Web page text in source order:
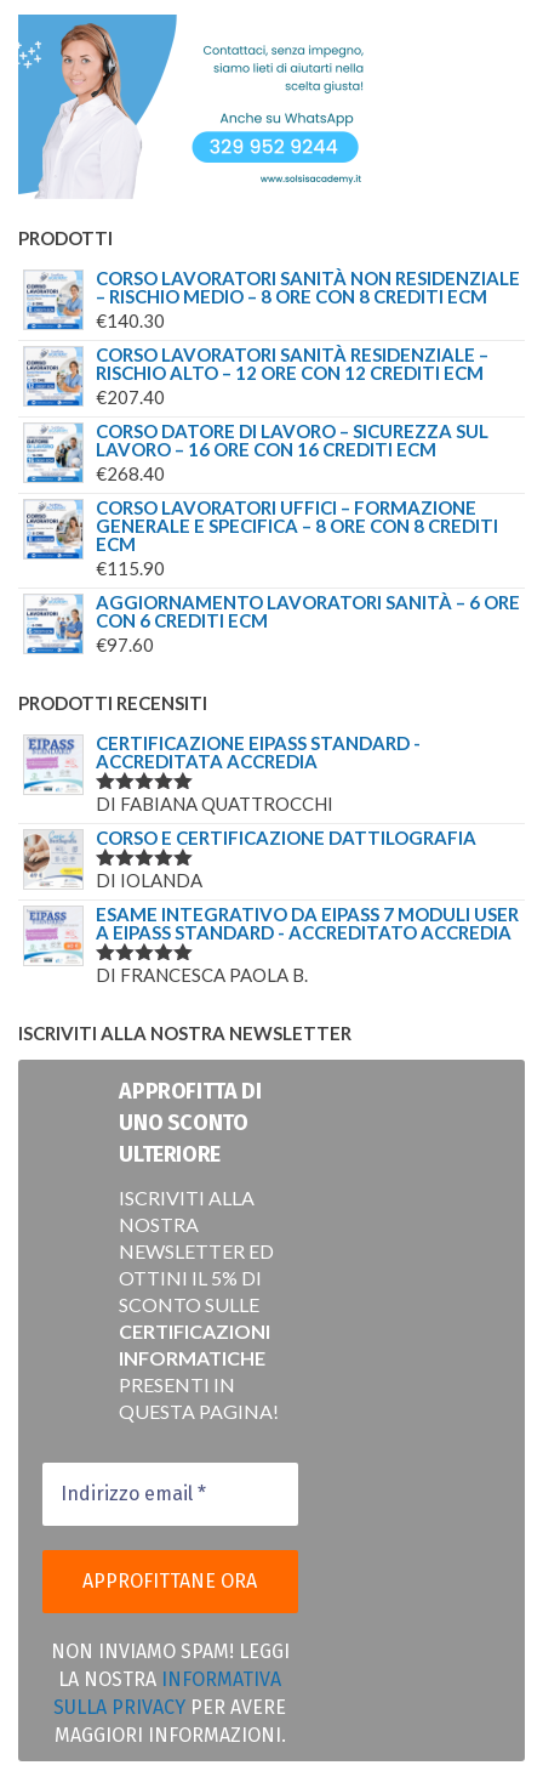
PRODOTTI
CORSO LAVORATORI SANITÀ NON RESIDENZIALE
– RISCHIO MEDIO – 8 ORE CON 8 CREDITI ECM
€140.30
CORSO LAVORATORI SANITÀ RESIDENZIALE –
RISCHIO ALTO – 12 ORE CON 12 CREDITI ECM
€207.40
CORSO DATORE DI LAVORO – SICUREZZA SUL
LAVORO – 16 ORE CON 16 CREDITI ECM
€268.40
CORSO LAVORATORI UFFICI – FORMAZIONE
GENERALE E SPECIFICA – 8 ORE CON 8 CREDITI
ECM
€115.90
AGGIORNAMENTO LAVORATORI SANITÀ – 6 ORE
CON 6 CREDITI ECM
€97.60
PRODOTTI RECENSITI
CERTIFICAZIONE EIPASS STANDARD -
ACCREDITATA ACCREDIA
VALUTATO
DI FABIANA QUATTROCCHI
CORSO E CERTIFICAZIONE DATTILOGRAFIA
VALUTATO
DI IOLANDA
ESAME INTEGRATIVO DA EIPASS 7 MODULI USER
A EIPASS STANDARD - ACCREDITATO ACCREDIA
VALUTATO
DI FRANCESCA PAOLA B.
ISCRIVITI ALLA NOSTRA NEWSLETTER
APPROFITTA DI
UNO SCONTO
ULTERIORE
ISCRIVITI ALLA
NOSTRA
NEWSLETTER ED
OTTINI IL 5% DI
SCONTO SULLE
CERTIFICAZIONI
INFORMATICHE
PRESENTI IN
QUESTA PAGINA!
NON INVIAMO SPAM! LEGGI
LA NOSTRA
INFORMATIVA
SULLA PRIVACY PER AVERE
MAGGIORI INFORMAZIONI.